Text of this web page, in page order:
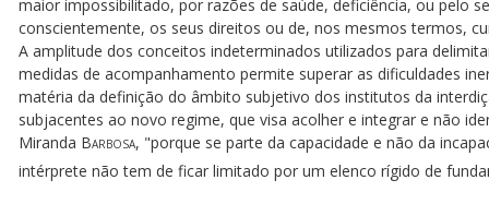
maior impossibilitado, por razões de saúde, deficiência, ou pelo
conscientemente, os seus direitos ou de, nos mesmos termos,
A amplitude dos conceitos indeterminados utilizados para
medidas de acompanhamento permite superar as dificuldades
matéria da definição do âmbito subjetivo dos institutos da
subjacentes ao novo regime, que visa acolher e integrar e não
Miranda Barbosa, "porque se parte da capacidade e não da
intérprete não tem de ficar limitado por um elenco rígido de